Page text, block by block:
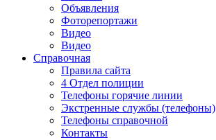
Объявления
Фоторепортажи
Видео
Видео
Справочная
Правила сайта
4 Отдел полиции
Телефоны горячие линии
Экстренные службы (телефоны)
Телефоны справочной
Контакты